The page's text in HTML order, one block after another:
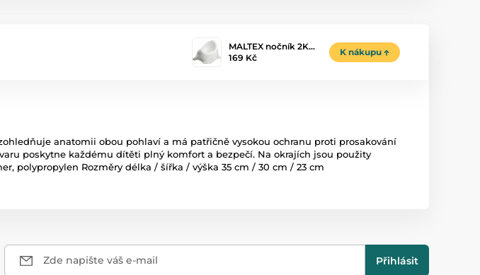
MALTEX nočník 2K…
169 Kč
K nákupu
anatomii obou pohlaví a má patřičně vysokou ochranu proti prosakování
poskytne každému dítěti plný komfort a bezpečí. Na okrajích jsou použity
polypropylen Rozměry délka / šířka / výška 35 cm / 30 cm / 23 cm
Zde napište váš e-mail Přihlásit